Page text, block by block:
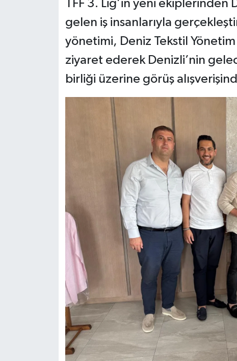
TFF 3. Lig’in yeni
gelen iş insanlarıyla
yönetimi, Deniz Tekstil Yönetim
ziyaret ederek Denizli’nin
birliği üzerine görüş